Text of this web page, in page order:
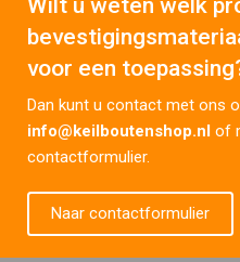
voor een
Dan kunt u contact met ons
info@keilboutenshop.nl of
contactformulier.
Naar contactformulier